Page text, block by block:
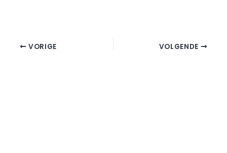
VORIGE VOLGENDE